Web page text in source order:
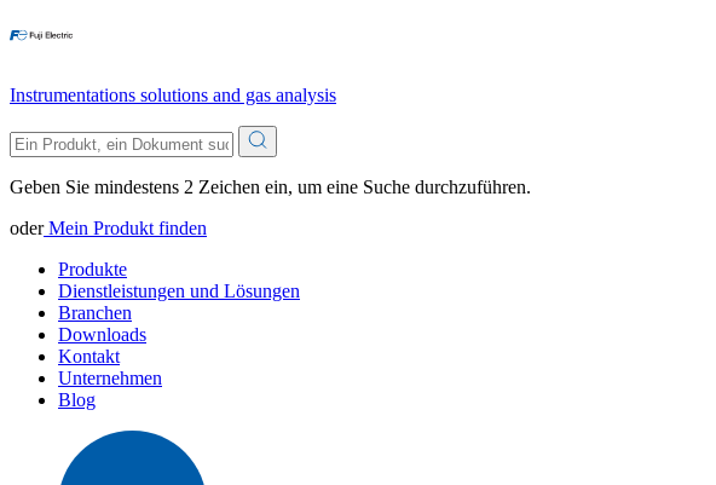
Instrumentations solutions and gas analysis
Geben Sie mindestens 2 Zeichen ein, um eine Suche durchzuführen.
oderMein Produkt finden
Produkte
Dienstleistungen und Lösungen
Branchen
Downloads
Kontakt
Unternehmen
Blog